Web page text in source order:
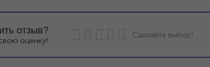
отзыв?
оценку!
Сделайте выбор!